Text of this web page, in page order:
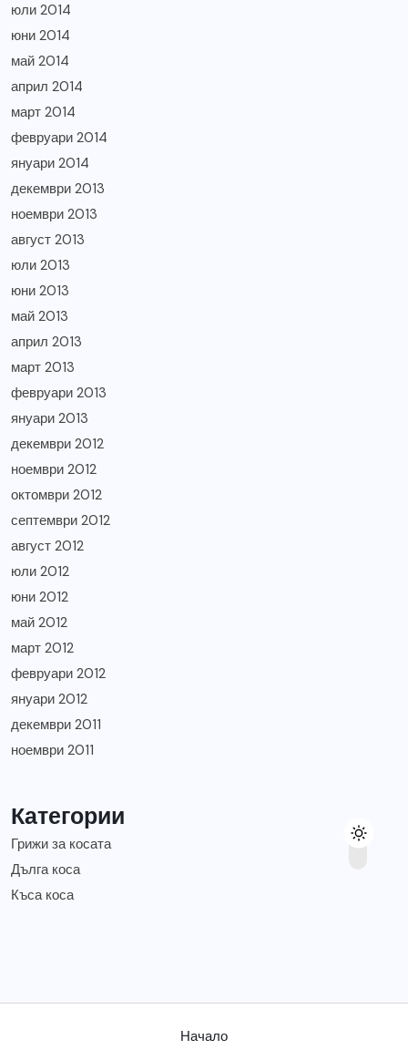
юли 2014
юни 2014
май 2014
април 2014
март 2014
февруари 2014
януари 2014
декември 2013
ноември 2013
август 2013
юли 2013
юни 2013
май 2013
април 2013
март 2013
февруари 2013
януари 2013
декември 2012
ноември 2012
октомври 2012
септември 2012
август 2012
юли 2012
юни 2012
май 2012
март 2012
февруари 2012
януари 2012
декември 2011
ноември 2011
Категории
Грижи за косата
Дълга коса
Къса коса
Начало